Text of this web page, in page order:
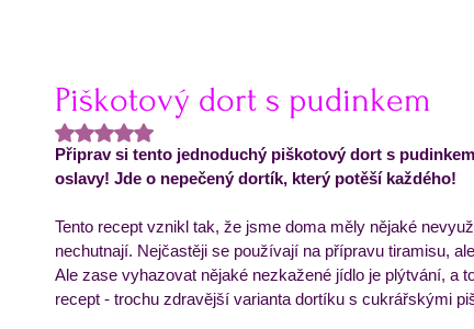
Velikonoce Valentýn Testy receptů
Obědový jídelníček Týdenní příkladový jídelníček
Piškotový dort s pudinkem
Hodnoceno NaN z 5 hvězdiček.
Připrav si tento jednoduchý piškotový dort s
oslavy! Jde o nepečený dortík, který potěší každého!
Tento recept vznikl tak, že jsme doma měly nějaké
nechutnají. Nejčastěji se používají na přípravu tiramisu,
Ale zase vyhazovat nějaké nezkažené jídlo je plýtvání, a
recept - trochu zdravější varianta dortíku s cukrářskými